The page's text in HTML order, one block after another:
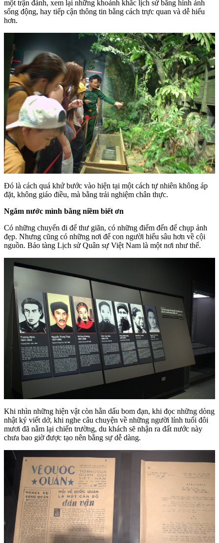
một trận đánh, xem lại những khoảnh khắc lịch sử bằng hình ảnh
sống động, hay tiếp cận thông tin bằng cách trực quan và dễ hiểu
hơn.
Đó là cách quá khứ bước vào hiện tại một cách tự nhiên không áp
đặt, không giáo điều, mà bằng trải nghiệm chân thực.
Ngắm nước mình bằng niềm biết ơn
Có những chuyến đi để thư giãn, có những điểm đến để chụp ảnh
đẹp. Nhưng cũng có những nơi để con người hiểu sâu hơn về cội
nguồn. Bảo tàng Lịch sử Quân sự Việt Nam là một nơi như thế.
Khi nhìn những hiện vật còn hằn dấu bom đạn, khi đọc những dòng
nhật ký viết dở, khi nghe câu chuyện về những người lính tuổi đôi
mươi đã nằm lại chiến trường, du khách sẽ nhận ra đất nước này
chưa bao giờ được tạo nên bằng sự dễ dàng.